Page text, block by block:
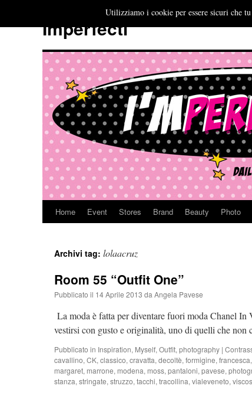
Imperfecti
Vai
contenuto
Home Event Stores Brand Beauty Photo
Archivi tag: lolaacruz
Room 55 “Outfit One”
Pubblicato il 14 Aprile 2013 da Angela Pavese
La moda è fatta per diventare fuori moda Chanel
vestirsi con gusto e originalità, uno di quelli che
Pubblicato in Inspiration, Myself, Outfit, photography |
cavallino, CK, classico, cravatta, decoltè, formigine, francesca,
margaret, marrone, modena, moss, pantaloni, pavese,
stanza, stringate, struzzo, tacchi, tracollina, vialeveneto,
Utilizziamo i cookie per essere sicuri che